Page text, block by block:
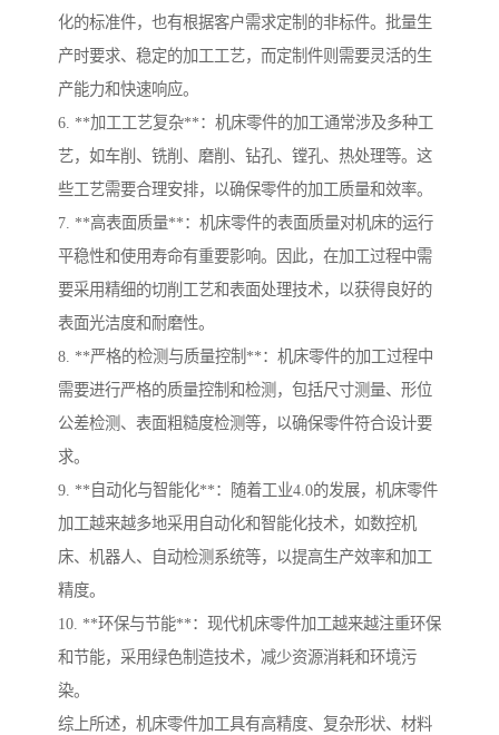
化的标准件，也有根据客户需求定制的非标件。批量生
产时要求、稳定的加工工艺，而定制件则需要灵活的生
产能力和快速响应。
6. **加工工艺复杂**：机床零件的加工通常涉及多种工
艺，如车削、铣削、磨削、钻孔、镗孔、热处理等。这
些工艺需要合理安排，以确保零件的加工质量和效率。
7. **高表面质量**：机床零件的表面质量对机床的运行
平稳性和使用寿命有重要影响。因此，在加工过程中需
要采用精细的切削工艺和表面处理技术，以获得良好的
表面光洁度和耐磨性。
8. **严格的检测与质量控制**：机床零件的加工过程中
需要进行严格的质量控制和检测，包括尺寸测量、形位
公差检测、表面粗糙度检测等，以确保零件符合设计要
求。
9. **自动化与智能化**：随着工业4.0的发展，机床零件
加工越来越多地采用自动化和智能化技术，如数控机
床、机器人、自动检测系统等，以提高生产效率和加工
精度。
10. **环保与节能**：现代机床零件加工越来越注重环保
和节能，采用绿色制造技术，减少资源消耗和环境污
染。
综上所述，机床零件加工具有高精度、复杂形状、材料